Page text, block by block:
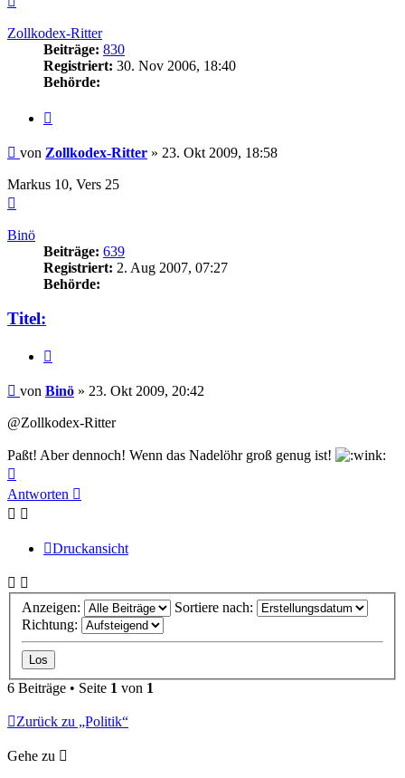
Zollkodex-Ritter
Beiträge: 830
Registriert: 30. Nov 2006, 18:40
Behörde:
Beitrag
von Zollkodex-Ritter » 23. Okt 2009, 18:58
Markus 10, Vers 25
Binö
Beiträge: 639
Registriert: 2. Aug 2007, 07:27
Behörde:
Titel:
Beitrag
von Binö » 23. Okt 2009, 20:42
@Zollkodex-Ritter
Paßt! Aber dennoch! Wenn das Nadelöhr groß genug ist!
oben
Antworten
Druckansicht
Anzeigen:
Sortiere nach:
Richtung:
6 Beiträge • Seite 1 von 1
Zurück zu „Politik“
Gehe zu